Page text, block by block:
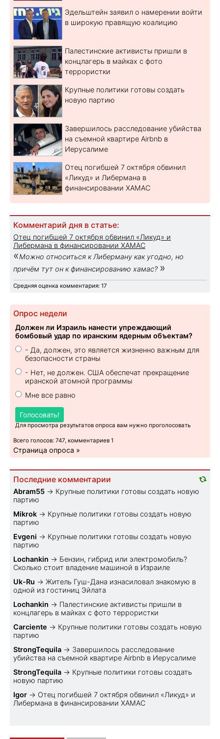
Эдельштейн заявил о намерении войти
в широкую правящую коалицию
Палестинские активисты пришли в
концлагерь в майках с фото
террористки
Крупные политики готовы создать
новую партию
Завершилось расследование убийства
на съемной квартире Airbnb в
Иерусалиме
Отец погибшей 7 октября обвинил
«Ликуд» и Либермана в
финансировании ХАМАС
Комментарий дня в статье:
Отец погибшей 7 октября обвинил «Ликуд» и
Либермана в финансировании ХАМАС
«Можно относиться к Либерману как угодно, но
причём тут он к финансированию хамас? »
Средняя оценка комментария: 17
Опрос недели
Должен ли Израиль нанести упреждающий
бомбовый удар по иранским ядерным объектам?
- Да, должен, это является жизненно важным для
безопасности страны
- Нет, не должен. США обеспечат прекращение
иранской атомной программы
Мне все равно
Голосовать!
Для просмотра результатов опроса вам нужно проголосовать
Всего голосов: 747, комментариев 1
Страница опроса »
Последние комментарии
Abram55 → Крупные политики готовы создать новую
партию
Mikrok → Крупные политики готовы создать новую
партию
Evgeni → Крупные политики готовы создать новую
партию
Lochankin → Бензин, гибрид или электромобиль?
Cколько стоит владение машиной в Израиле
Uk-Ru → Житель Гуш-Дана изнасиловал знакомую в
одной из гостиниц Эйлата
Lochankin → Палестинские активисты пришли в
концлагерь в майках с фото террористки
Carciente → Крупные политики готовы создать новую
партию
StrongTequila → Завершилось расследование
убийства на съемной квартире Airbnb в Иерусалиме
StrongTequila → Крупные политики готовы создать
новую партию
Igor → Отец погибшей 7 октября обвинил «Ликуд» и
Либермана в финансировании ХАМАС